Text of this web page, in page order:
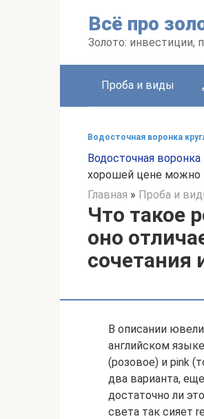
Всё про
Золото: инвестиции,
Проба и виды
Водосточная воронка
Водосточная воронка
хорошей цене можно
Главная » Проба и
Что такое
оно
сочетания
В описании
английском
(розовое) и pink
два варианта,
достаточно ли
света так сияет